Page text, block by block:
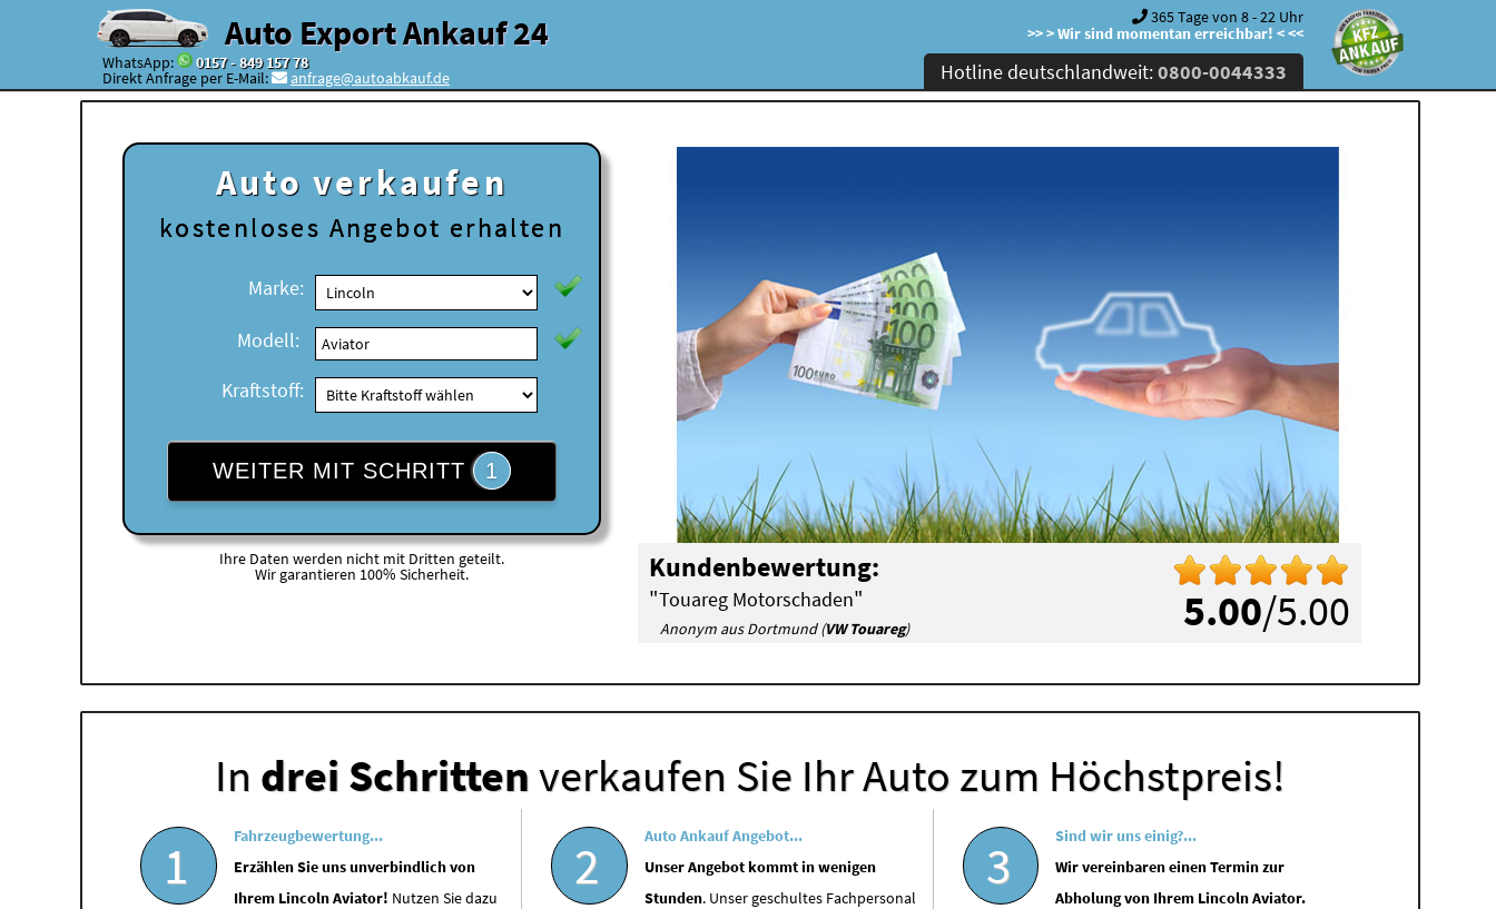
Auto Export Ankauf 24
WhatsApp: 0157 - 849 157 78
Direkt Anfrage per E-Mail: anfrage@autoabkauf.de
365 Tage von 8 - 22 Uhr
>> > Wir sind momentan erreichbar! < <<
Hotline deutschlandweit:0800-0044333
Auto verkaufen
kostenloses Angebot erhalten
Marke:
Modell:
Kraftstoff:
WEITER MIT SCHRITT 1
Ihre Daten werden nicht mit Dritten geteilt.
Wir garantieren 100% Sicherheit.
5.00/5.00
Kundenbewertung:
"Touareg Motorschaden"
Anonym aus Dortmund (VW Touareg)
In drei Schrittenverkaufen Sie Ihr Auto zum Höchstpreis!
1
Fahrzeugbewertung...
Erzählen Sie uns unverbindlich von
Ihrem Lincoln Aviator! Nutzen Sie dazu
2
Auto Ankauf Angebot...
Unser Angebot kommt in wenigen
Stunden. Unser geschultes Fachpersonal
3
Sind wir uns einig?...
Wir vereinbaren einen Termin zur
Abholung von Ihrem Lincoln Aviator.